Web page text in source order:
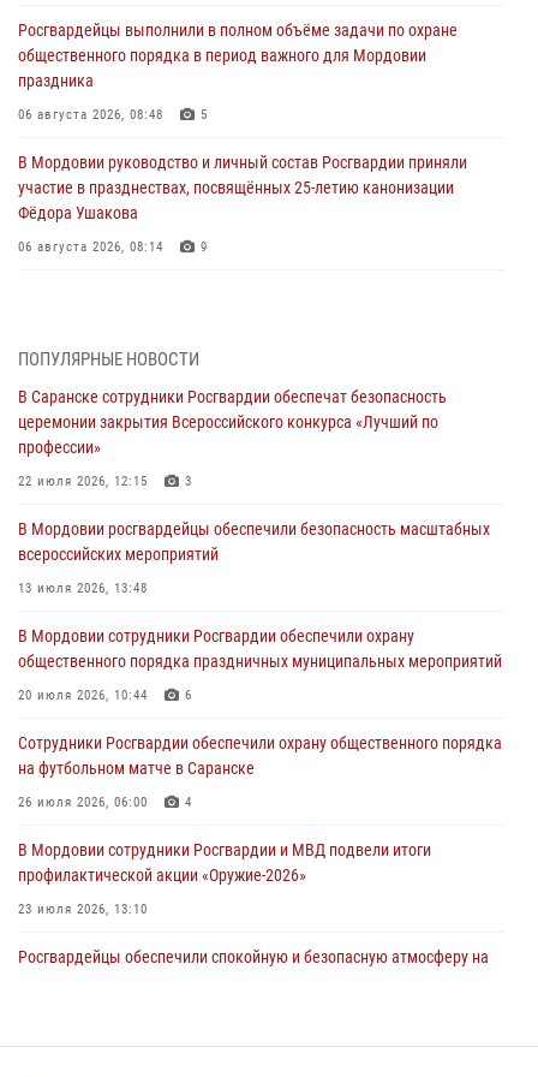
Росгвардейцы выполнили в полном объёме задачи по охране
общественного порядка в период важного для Мордовии
праздника
06 августа 2026, 08:48 5
В Мордовии руководство и личный состав Росгвардии приняли
участие в празднествах, посвящённых 25-летию канонизации
Фёдора Ушакова
06 августа 2026, 08:14 9
06 августа 2026, 07:03
В Саранске по обращению жителей правоохранители отреагировали
незамедлительно
05 августа 2026, 15:04
подозреваемого в причинении телесных повреждений супруге
05 августа 2026, 12:34
проведения масштабного праздника в Темникове
05 августа 2026, 09:04 4
разрешительной работы передал очередную партию вооружения в
зону СВО
04 августа 2026, 11:13
ПОПУЛЯРНЫЕ НОВОСТИ
В Саранске сотрудники Росгвардии обеспечат безопасность
церемонии закрытия Всероссийского конкурса «Лучший по
профессии»
22 июля 2026, 12:15 3
В Мордовии росгвардейцы обеспечили безопасность масштабных
всероссийских мероприятий
13 июля 2026, 13:48
В Мордовии сотрудники Росгвардии обеспечили охрану
общественного порядка праздничных муниципальных мероприятий
20 июля 2026, 10:44 6
Сотрудники Росгвардии обеспечили охрану общественного порядка
на футбольном матче в Саранске
26 июля 2026, 06:00 4
В Мордовии сотрудники Росгвардии и МВД подвели итоги
профилактической акции «Оружие‑2026»
23 июля 2026, 13:10
Росгвардейцы обеспечили спокойную и безопасную атмосферу на